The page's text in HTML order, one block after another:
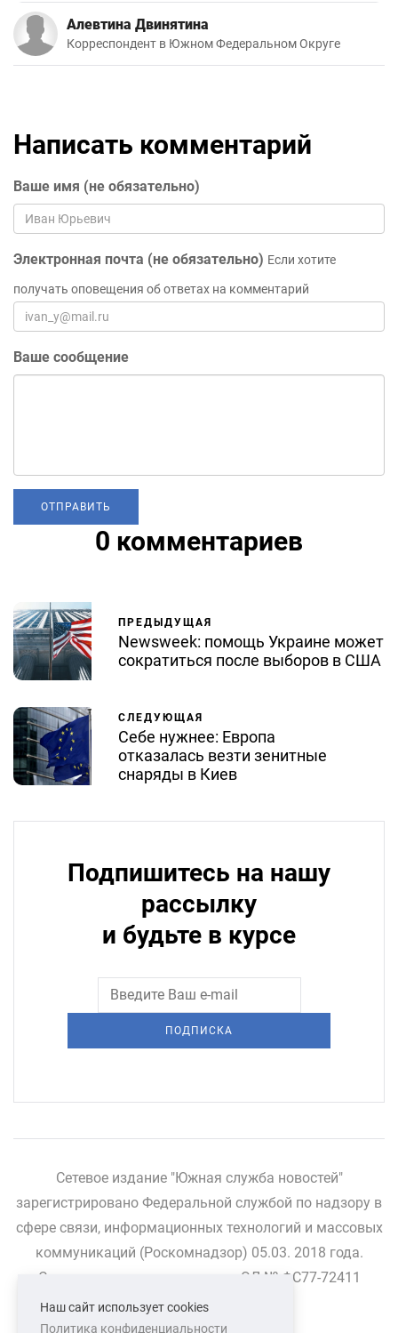
Алевтина Двинятина
Корреспондент в Южном Федеральном Округе
Написать комментарий
Ваше имя (не обязательно)
Электронная почта (не обязательно) Если хотите
получать оповещения об ответах на комментарий
Ваше сообщение
0 комментариев
ПРЕДЫДУЩАЯ
Newsweek: помощь Украине может
сократиться после выборов в США
СЛЕДУЮЩАЯ
Себе нужнее: Европа
отказалась везти зенитные
снаряды в Киев
Подпишитесь на нашу
рассылку
и будьте в курсе
ПОДПИСКА
Сетевое издание "Южная служба новостей"
зарегистрировано Федеральной службой по надзору в
сфере связи, информационных технологий и массовых
коммуникаций (Роскомнадзор) 05.03. 2018 года.
Свидетельство о регистрации ЭЛ № ФС77-72411
СВЯЗАТЬСЯ С НАМИ
Наш сайт использует cookies
Политика конфиденциальности